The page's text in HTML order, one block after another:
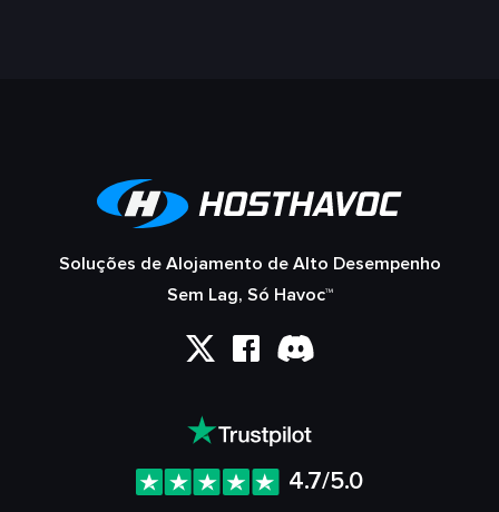
Soluções de Alojamento de Alto Desempenho
Sem Lag, Só Havoc™
4.7/5.0